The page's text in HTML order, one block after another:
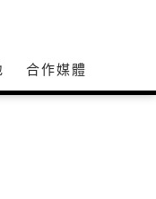
合作媒體